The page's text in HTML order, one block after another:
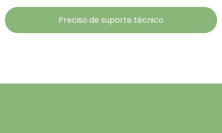
Preciso de suporte técnico